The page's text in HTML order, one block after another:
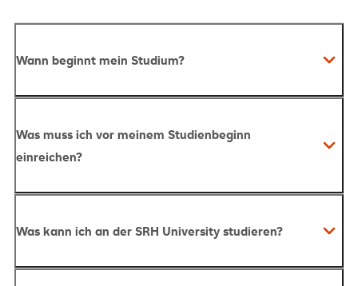
Wann beginnt mein Studium?
Was muss ich vor meinem Studienbeginn
einreichen?
Was kann ich an der SRH University studieren?